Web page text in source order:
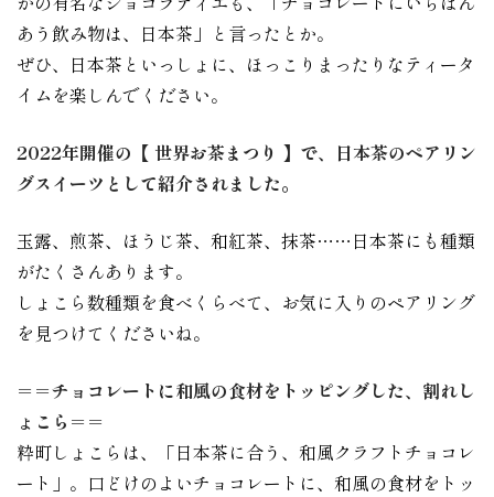
あう飲み物は、日本茶」と言ったとか。
ぜひ、日本茶といっしょに、ほっこりまったりなティータ
イムを楽しんでください。
2022年開催の【 世界お茶まつり 】で、日本茶のペアリン
グスイーツとして紹介されました。
玉露、煎茶、ほうじ茶、和紅茶、抹茶……日本茶にも種類
がたくさんあります。
しょこら数種類を食べくらべて、お気に入りのペアリング
を見つけてくださいね。
＝＝チョコレートに和風の食材をトッピングした、割れし
ょこら＝＝
粋町しょこらは、「日本茶に合う、和風クラフトチョコレ
ート」。口どけのよいチョコレートに、和風の食材をトッ